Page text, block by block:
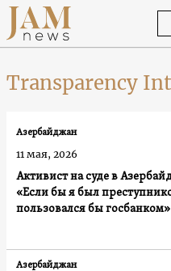
Transparency
Активист на суде в
«Если бы я был
пользовался бы госбанком»
Азербайджан
11 мая, 2026
Азербайджан